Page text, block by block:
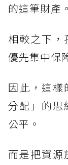
的這筆財產。
相較之下，
優先集中保
因此，這樣
分配」的思
公平。
而是把資源